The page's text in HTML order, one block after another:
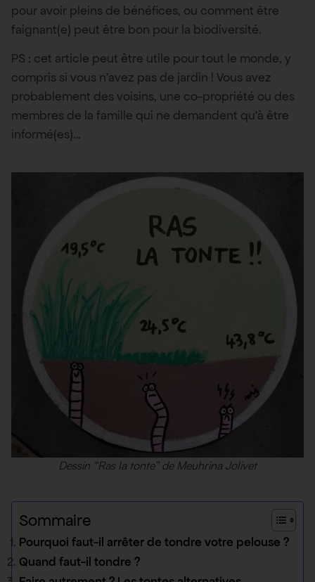
pour avoir pleins de bénéfices, ou comment être
faignant(e) peut être bon pour la biodiversité.
PS : cet article peut être utile pour tout le monde, y
compris si vous n’avez pas de jardin ! Vous avez
probablement des voisins, une co-propriété ou des
membres de la famille qui ne demandent qu’à être
informé(es)…
Dessin “Ras la tonte” de Meuhrina Jolivet
Sommaire
Pourquoi faut-il arrêter de tondre votre pelouse ?
Quand faut-il tondre ?